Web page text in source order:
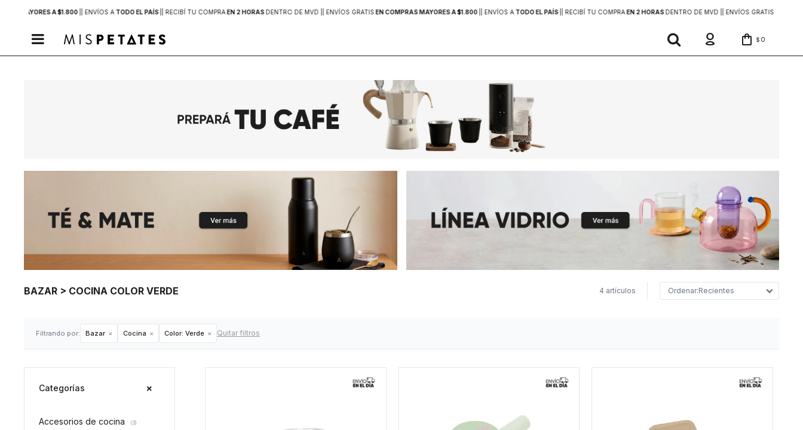
MAYORES A $1.800 | ENVÍOS A TODO EL PAÍS | RECIBÍ TU COMPRAEN 2 HORASDENTRO DE MVD | | ENVÍOS GRATISEN COMPRAS MAYORES A $1.800 | ENVÍOS A TODO EL PAÍS | RECIBÍ TU COMPRAEN 2 HORASDENTRO DE MVD | | ENVÍOS GRATIS
 $ 0
BAZAR > COCINA COLOR VERDE 4 artículos Recientes
Filtrando por: Bazar Cocina Color: Verde Quitar filtros
Categorías
Accesorios de cocina (3)